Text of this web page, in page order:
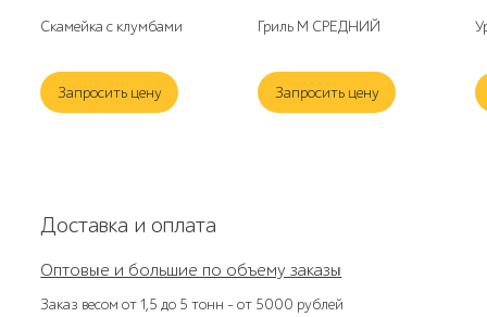
Скамейка с клумбами
Запросить цену
Гриль M СРЕДНИЙ
Запросить цену
Доставка и оплата
Оптовые и большие по объему заказы
Заказ весом от 1,5 до 5 тонн – от 5000 рублей